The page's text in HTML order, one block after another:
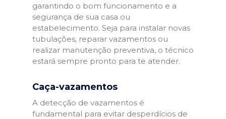
garantindo o bom funcionamento e a
segurança de sua casa ou
estabelecimento. Seja para instalar novas
tubulações, reparar vazamentos ou
realizar manutenção preventiva, o técnico
estará sempre pronto para te atender.
Caça-vazamentos
A detecção de vazamentos é
fundamental para evitar desperdícios de